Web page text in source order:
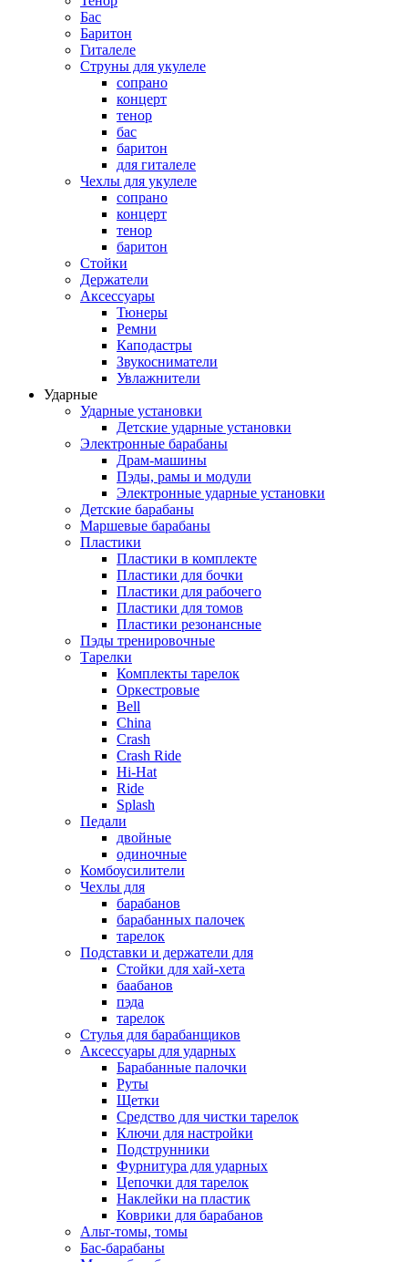
Бас
Баритон
Гиталеле
Струны для укулеле
сопрано
концерт
тенор
бас
баритон
для гиталеле
Чехлы для укулеле
сопрано
концерт
тенор
баритон
Стойки
Держатели
Аксессуары
Тюнеры
Ремни
Каподастры
Звукосниматели
Увлажнители
Ударные
Ударные установки
Детские ударные установки
Электронные барабаны
Драм-машины
Пэды, рамы и модули
Электронные ударные установки
Детские барабаны
Маршевые барабаны
Пластики
Пластики в комплекте
Пластики для бочки
Пластики для рабочего
Пластики для томов
Пластики резонансные
Пэды тренировочные
Тарелки
Комплекты тарелок
Оркестровые
Bell
China
Crash
Crash Ride
Hi-Hat
Ride
Splash
Педали
двойные
одиночные
Комбоусилители
Чехлы для
барабанов
барабанных палочек
тарелок
Подставки и держатели для
Стойки для хай-хета
баабанов
пэда
тарелок
Стулья для барабанщиков
Аксессуары для ударных
Барабанные палочки
Руты
Щетки
Средство для чистки тарелок
Ключи для настройки
Подструнники
Фурнитура для ударных
Цепочки для тарелок
Наклейки на пластик
Коврики для барабанов
Альт-томы, томы
Бас-барабаны